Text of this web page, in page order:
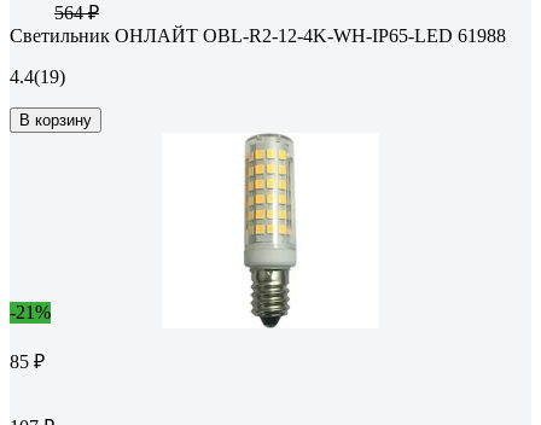
564 ₽
Светильник ОНЛАЙТ OBL-R2-12-4K-WH-IP65-LED 61988
4.4(19)
В корзину
-21%
85 ₽